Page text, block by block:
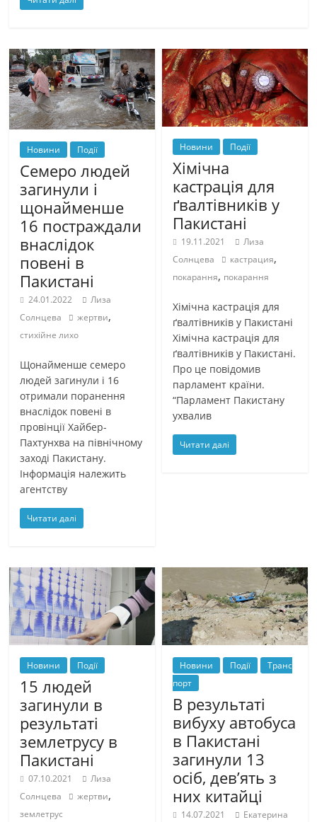
Новини Події
Семеро людей
загинули і
щонайменше
16 постраждали
внаслідок
повені в
Пакистані
24.01.2022
Лиза
Солнцева
жертви,
стихійне лихо
Щонайменше семеро
людей загинули і 16
отримали поранення
внаслідок повені в
провінції Хайбер-
Пахтунхва на північному
заході Пакистану.
Інформація належить
агентству
Читати далі
Новини Події
Хімічна
кастрація для
ґвалтівників у
Пакистані
19.11.2021
Лиза
Солнцева
кастрация,
покарання, покарання
Хімічна кастрація для
ґвалтівників у Пакистані
Хімічна кастрація для
ґвалтівників у Пакистані.
Про це повідомив
парламент країни.
“Парламент Пакистану
ухвалив
Читати далі
Новини Події
15 людей
загинули в
результаті
землетрусу в
Пакистані
07.10.2021
Лиза
Солнцева
жертви,
землетрус
Новини Події
Транс
порт
В результаті
вибуху автобуса
в Пакистані
загинули 13
осіб, дев’ять з
них китайці
14.07.2021
Екатерина